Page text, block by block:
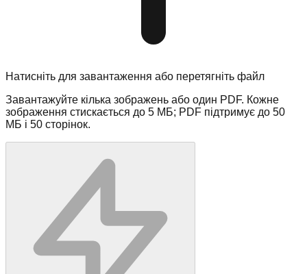
Натисніть для завантаження або перетягніть файл
Завантажуйте кілька зображень або один PDF. Кожне
зображення стискається до 5 МБ; PDF підтримує до 50
МБ і 50 сторінок.